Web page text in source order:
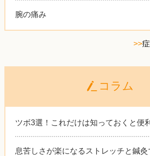
腕の痛み
>>
コラム
ツボ3選！これだけは知っておくと便
息苦しさが楽になるストレッチと鍼